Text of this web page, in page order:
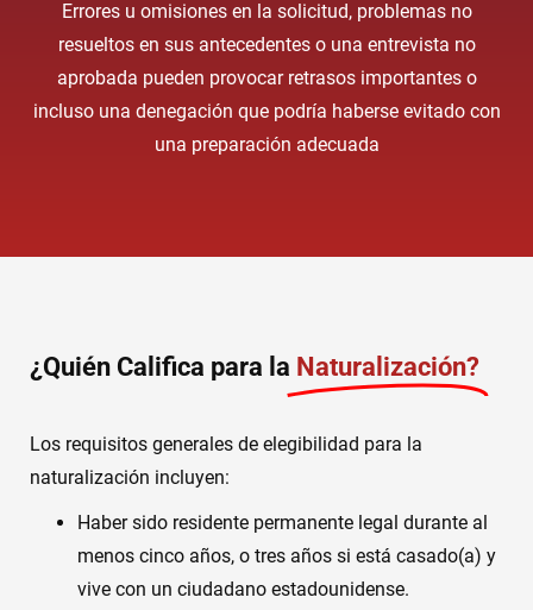
Errores u omisiones en la solicitud, problemas no
resueltos en sus antecedentes o una entrevista no
aprobada pueden provocar retrasos importantes o
incluso una denegación que podría haberse evitado con
una preparación adecuada
¿Quién Califica para la Naturalización?
Los requisitos generales de elegibilidad para la
naturalización incluyen:
Haber sido residente permanente legal durante al
menos cinco años, o tres años si está casado(a) y
vive con un ciudadano estadounidense.